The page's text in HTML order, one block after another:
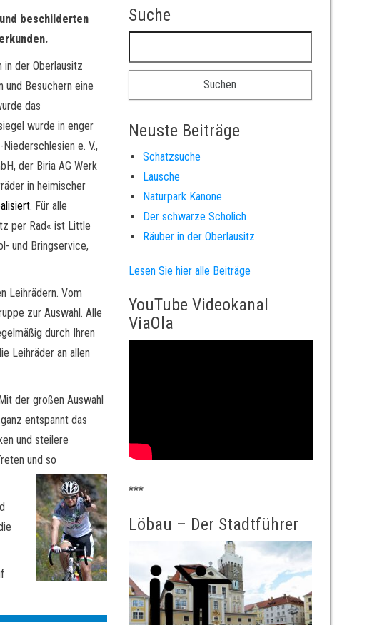
beschilderten
der Oberlausitz
und Besuchern eine
das
wurde in enger
e. V.,
der Biria AG Werk
in heimischer
. Für alle
per Rad« ist Little
und Bringservice,
Leihrädern. Vom
zur Auswahl. Alle
durch Ihren
Leihräder an allen
der großen Auswahl
entspannt das
und steilere
und so
Suche
Neuste Beiträge
Schatzsuche
Lausche
Naturpark Kanone
Der schwarze Scholich
Räuber in der Oberlausitz
Lesen Sie hier alle Beiträge
YouTube Videokanal
ViaOla
***
Löbau – Der Stadtführer